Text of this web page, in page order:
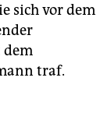
sich vor dem
dem
traf.